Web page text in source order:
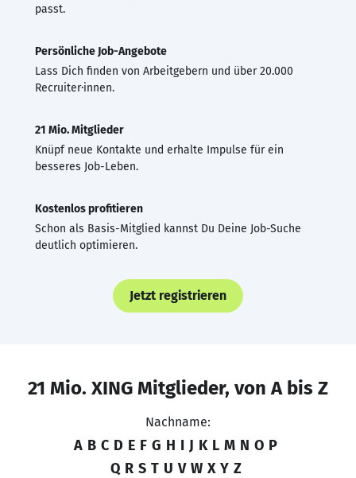
passt.
Persönliche Job-Angebote
Lass Dich finden von Arbeitgebern und über 20.000
Recruiter·innen.
21 Mio. Mitglieder
Knüpf neue Kontakte und erhalte Impulse für ein
besseres Job-Leben.
Kostenlos profitieren
Schon als Basis-Mitglied kannst Du Deine Job-Suche
deutlich optimieren.
Jetzt registrieren
21 Mio. XING Mitglieder, von A bis Z
Nachname:
A B C D E F G H I J K L M N O P
Q R S T U V W X Y Z